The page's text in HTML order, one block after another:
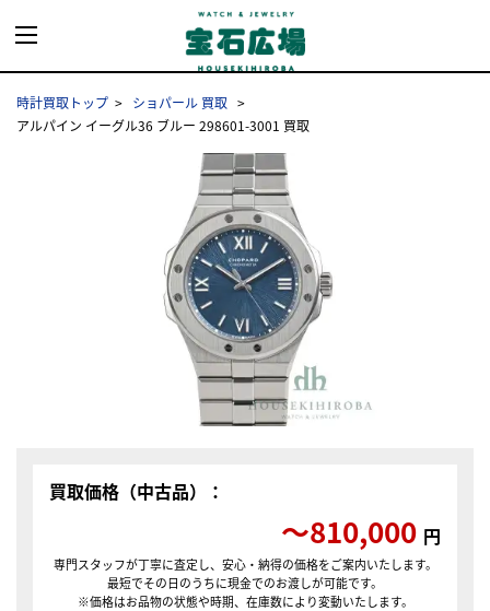
時計買取トップ
ショパール 買取
アルパイン イーグル36 ブルー 298601-3001 買取
買取価格（中古品）：
〜810,000 円
専門スタッフが丁寧に査定し、安心・納得の価格をご案内いたします。
最短でその日のうちに現金でのお渡しが可能です。
※価格はお品物の状態や時期、在庫数により変動いたします。